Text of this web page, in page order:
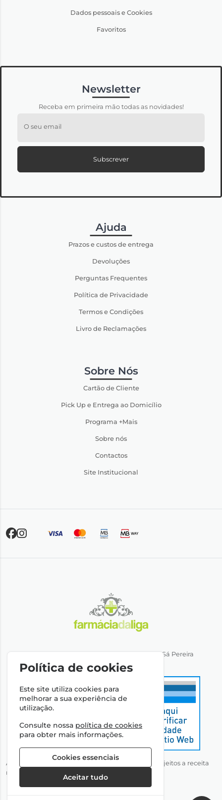
Dados pessoais e Cookies
Favoritos
Newsletter
Receba em primeira mão todas as novidades!
O seu email
Subscrever
Ajuda
Prazos e custos de entrega
Devoluções
Perguntas Frequentes
Política de Privacidade
Termos e Condições
Livro de Reclamações
Sobre Nós
Cartão de Cliente
Pick Up e Entrega ao Domicílio
Programa +Mais
Sobre nós
Contactos
Site Institucional
Direção Técnica: Dra. Ana Rita Miranda de Sá Pereira
NIPC: 501064974
Autorizado a disponibilizar medicamentos não sujeitos a receita
médica através da Internet pelo Infarmed, I.P.
Política de cookies
Este site utiliza cookies para
melhorar a sua experiência de
utilização.
Consulte nossa política de cookies
para obter mais informações.
Cookies essenciais
Aceitar tudo